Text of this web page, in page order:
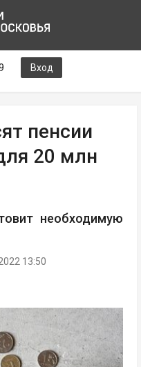
Вход
пенсии
20 млн
необходимую
13:50